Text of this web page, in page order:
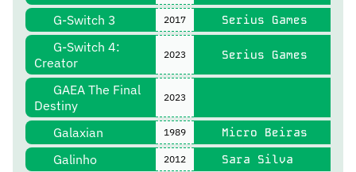
G-Switch 3 2017 Serius Games
G-Switch 4:
Creator
2023 Serius Games
GAEA The Final
Destiny
2023
Galaxian 1989 Micro Beiras
Galinho 2012 Sara Silva